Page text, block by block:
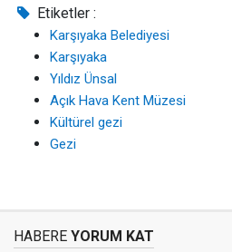
Etiketler :
Karşıyaka Belediyesi
Karşıyaka
Yıldız Ünsal
Açık Hava Kent Müzesi
Kültürel gezi
Gezi
HABERE YORUM KAT